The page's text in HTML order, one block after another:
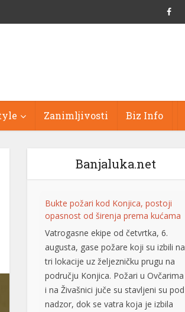
Zanimljivosti Biz Info
Banjaluka.net
Bukte požari kod Konjica, postoji
opasnost od širenja prema kućama
Vatrogasne ekipe od četvrtka, 6.
augusta, gase požare koji su izbili na
tri lokacije uz željezničku prugu na
području Konjica. Požari u Ovčarima
i na Živašnici juče su stavljeni su pod
nadzor, dok se vatra koja je izbila